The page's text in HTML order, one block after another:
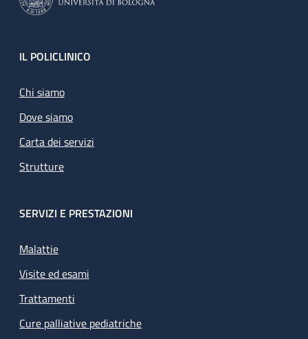
Footer
IL POLICLINICO
Chi siamo
Dove siamo
Carta dei servizi
Strutture
SERVIZI E PRESTAZIONI
Malattie
Visite ed esami
Trattamenti
Cure palliative pediatriche